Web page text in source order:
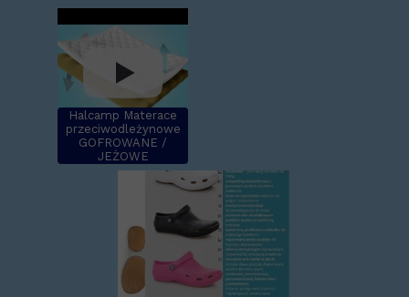
Halcamp Materace
przeciwodleżynowe
GOFROWANE /
JEŻOWE